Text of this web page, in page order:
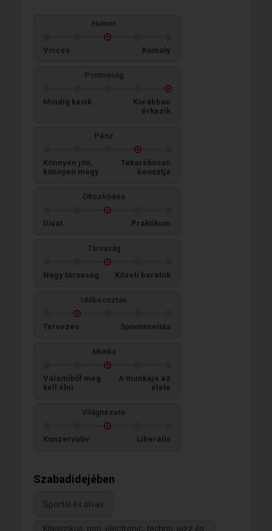
Humor
Vicces Komoly
Pontosság
Mindig késik
Korábban
érkezik
Pénz
Könnyen jön,
könnyen megy
Takarékosan
beosztja
Öltözködés
Divat Praktikum
Társaság
Nagy társaság Közeli barátok
Időbeosztás
Tervezés Spontaneitás
Munka
Valamiből meg
kell élni
A munkája az
élete
Világnézete
Konzervatív Liberális
Szabadidejében
Sportol és olvas
Klasszikus, pop, electronic, techno, jazz és